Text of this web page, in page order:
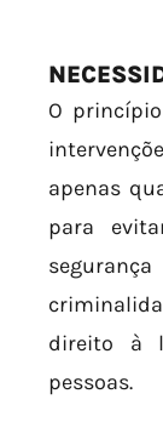
O
apenas
para
direito à
pessoas.